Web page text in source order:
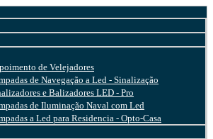
de Velejadores
de Navegação a Led - Sinalização
e Balizadores LED - Pro
de Iluminação Naval com Led
a Led para Residencia - Opto-Casa